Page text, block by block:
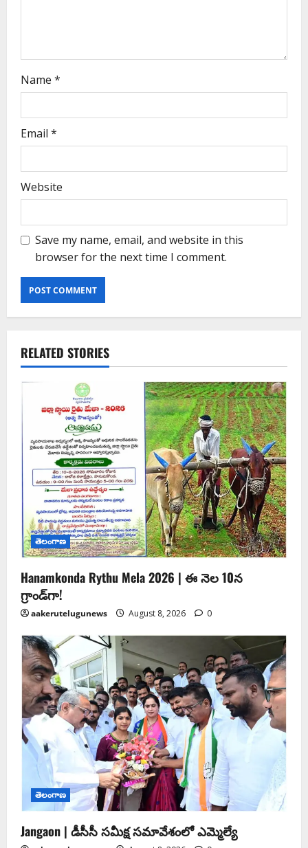
Name *
Email *
Website
Save my name, email, and website in this
browser for the next time I comment.
RELATED STORIES
తెలంగాణ
Hanamkonda Rythu Mela 2026 | ఈ నెల 10న
గ్రాండ్‌గా!
aakerutelugunews August 8, 2026 0
తెలంగాణ
Jangaon | డీసీసీ సమీక్ష సమావేశంలో ఎమ్మెల్యే